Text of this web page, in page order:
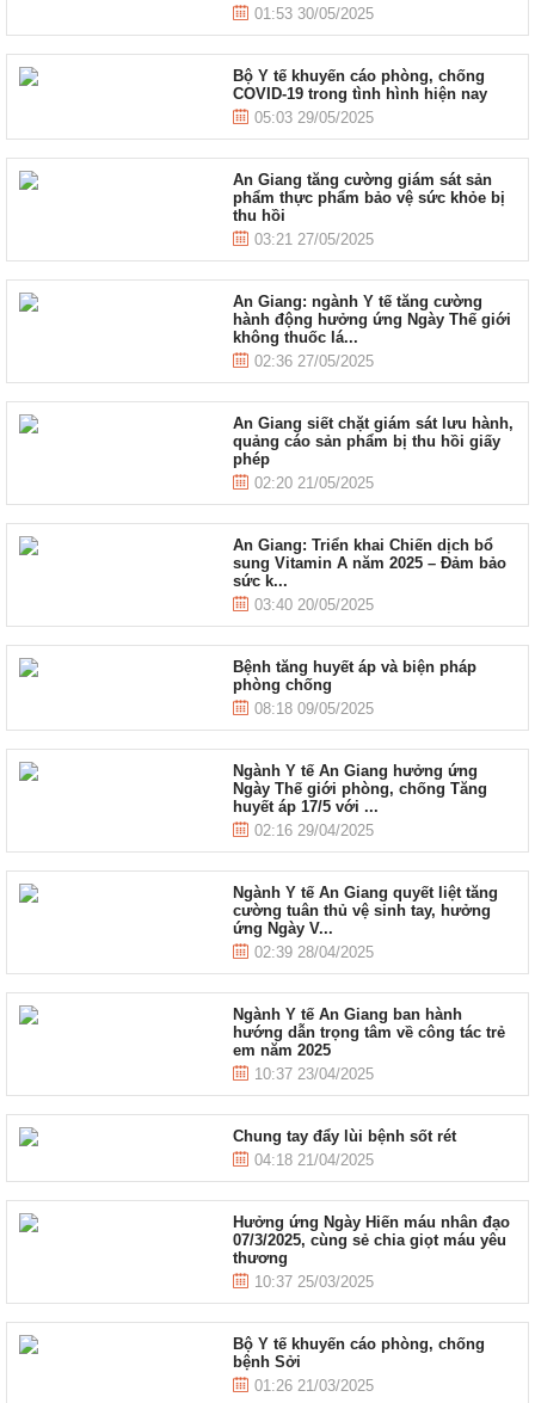
01:53 30/05/2025
Bộ Y tế khuyến cáo phòng, chống
COVID-19 trong tình hình hiện nay
05:03 29/05/2025
An Giang tăng cường giám sát sản
phẩm thực phẩm bảo vệ sức khỏe bị
thu hồi
03:21 27/05/2025
An Giang: ngành Y tế tăng cường
hành động hưởng ứng Ngày Thế giới
không thuốc lá...
02:36 27/05/2025
An Giang siết chặt giám sát lưu hành,
quảng cáo sản phẩm bị thu hồi giấy
phép
02:20 21/05/2025
An Giang: Triển khai Chiến dịch bổ
sung Vitamin A năm 2025 – Đảm bảo
sức k...
03:40 20/05/2025
Bệnh tăng huyết áp và biện pháp
phòng chống
08:18 09/05/2025
Ngành Y tế An Giang hưởng ứng
Ngày Thế giới phòng, chống Tăng
huyết áp 17/5 với ...
02:16 29/04/2025
Ngành Y tế An Giang quyết liệt tăng
cường tuân thủ vệ sinh tay, hưởng
ứng Ngày V...
02:39 28/04/2025
Ngành Y tế An Giang ban hành
hướng dẫn trọng tâm về công tác trẻ
em năm 2025
10:37 23/04/2025
Chung tay đẩy lùi bệnh sốt rét
04:18 21/04/2025
Hưởng ứng Ngày Hiến máu nhân đạo
07/3/2025, cùng sẻ chia giọt máu yêu
thương
10:37 25/03/2025
Bộ Y tế khuyến cáo phòng, chống
bệnh Sởi
01:26 21/03/2025